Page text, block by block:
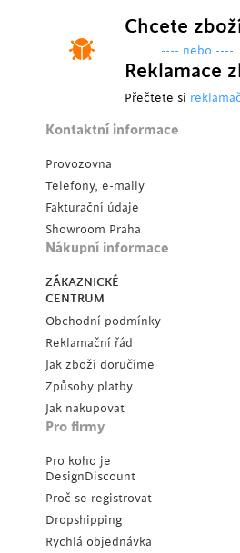
Chcete
---- nebo ----
Reklamace
Přečtete si
Kontaktní informace
Provozovna
Telefony, e-maily
Fakturační údaje
Showroom Praha
Nákupní informace
ZÁKAZNICKÉ
CENTRUM
Obchodní podmínky
Reklamační řád
Jak zboží doručíme
Způsoby platby
Jak nakupovat
Pro firmy
Pro koho je
DesignDiscount
Proč se registrovat
Dropshipping
Rychlá objednávka